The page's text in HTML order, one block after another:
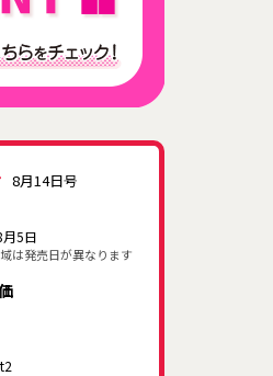
8月14日号
5日
は発売日が異なります